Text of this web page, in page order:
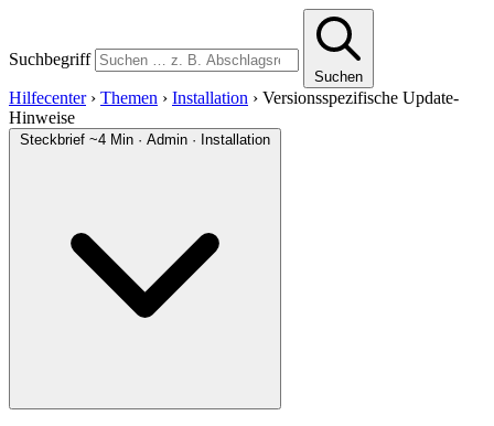
Suchbegriff
Suchen
Hilfecenter › Themen › Installation › Versionsspezifische Update-
Hinweise
Steckbrief ~4 Min · Admin · Installation